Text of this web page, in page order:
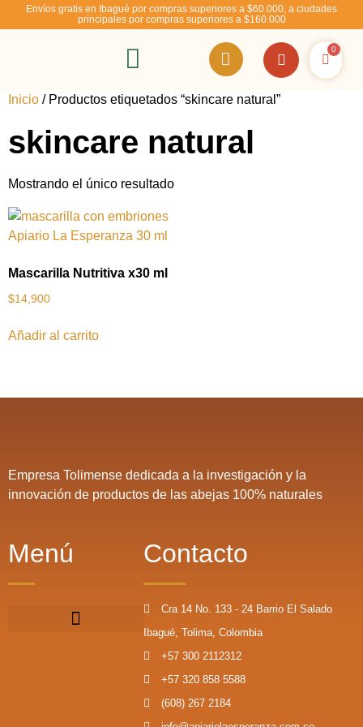
Envíos gratis en Ibagué por compras superiores a $60.000, a ciudades
principales por compras superiores a $160.000
0
Inicio / Productos etiquetados “skincare natural”
skincare natural
Mostrando el único resultado
Mascarilla Nutritiva x30 ml
$14,900
Añadir al carrito
Empresa Tolimense dedicada a la investigación y la
innovación de productos de las abejas 100% naturales
Menú Contacto
Cra 14 No. 133 - 24 Barrio El Salado
Ibagué, Tolima, Colombia
+57 300 2112312
+57 320 858 5588
(608) 267 2184